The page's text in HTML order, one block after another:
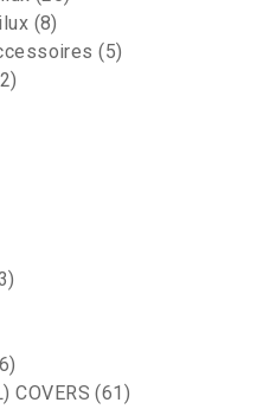
(8)
(5)
COVERS(61)